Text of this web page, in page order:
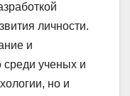
личности.
и
среди ученых и
но и